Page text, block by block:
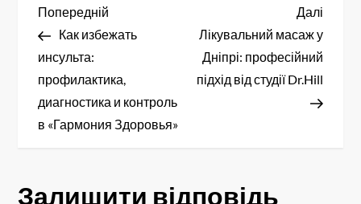
Н
а
в
і
а
Попередній
запис
Попередній
Как избежать
инсульта:
профилактика,
диагностика и контроль
в «Гармония Здоровья»
запис
Далі
Лікувальний масаж у
Дніпрі: професійний
підхід від студії Dr.Hill
Залишити відповідь